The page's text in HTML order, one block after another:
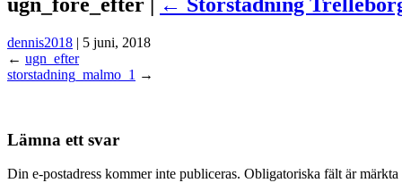
dennis2018 | 5 juni, 2018
← ugn_efter
storstadning_malmo_1 →
Lämna ett svar
Din e-postadress kommer inte publiceras. Obligatoriska fält är märkta